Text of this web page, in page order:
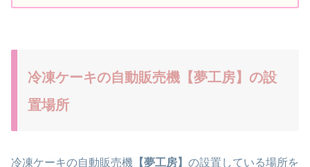
冷凍ケーキの自動販売機【夢工房】の設
置場所
冷凍ケーキの自動販売機 【夢工房】 の設置している場所を